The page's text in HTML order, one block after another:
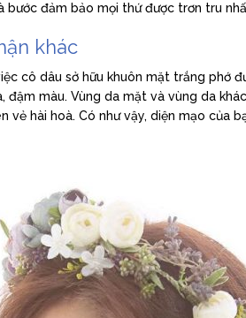
bước đảm bảo mọi thứ được trơn tru
khác
cô dâu sở hữu khuôn mặt trắng phớ
đậm màu. Vùng da mặt và vùng da
vẻ hài hoà. Có như vậy, diện mạo của